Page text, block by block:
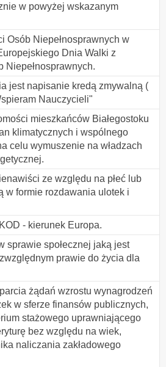
w powyżej wskazanym
Osób Niepełnosprawnych w
Dnia Walki z
Niepełnosprawnych.
jest napisanie kredą zmywalną (
Nauczycieli"
mieszkańców Białegostoku
klimatycznych i wspólnego
celu wymuszenie na władzach
ze względu na płeć lub
w formie rozdawania ulotek i
- kierunek Europa.
sprawie społecznej jaką jest
prawie do życia dla
żądań wzrostu wynagrodzeń
w sferze finansów publicznych,
stażowego uprawniającego
bez względu na wiek,
naliczania zakładowego